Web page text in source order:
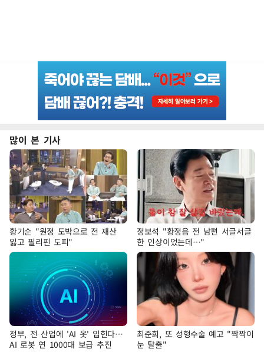
많이 본 기사
황기순 "원정 도박으로 전 재산
잃고 필리핀 도피"
정보석 "황정음 전 남편 서글서글
한 인상이었는데…"
정부, 전 산업에 'AI 옷' 입힌다…
AI 로봇 연 1000대 보급 추진
최준희, 또 성형수술 예고 "짝짝이
눈 탈출"